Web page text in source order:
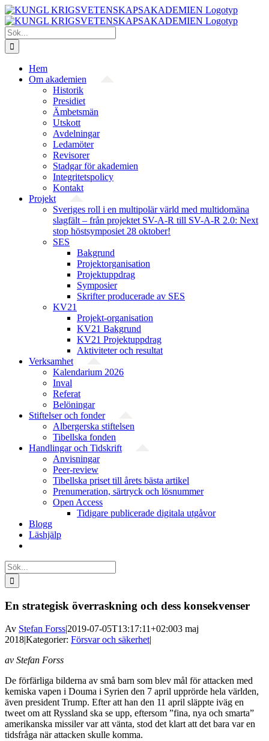
Fortsätt
till
innehållet
Sök
efter:
Hem
Om akademien
Historik
Presidiet
Ämbetsmän
Utskott
Avdelningar
Ledamöter
Revisorer
Stadgar för akademien
Integritetspolicy
Kontakt
Projekt
Sveriges roll i en multipolär värld med multidomäna
slagfält – från projektet SV-A-R till SV-A-R 2.0: Next
stop höstsymposiet 28 oktober!
SES
Bakgrund
Projekt­organisation
Projektuppdrag
Symposier
Skrifter producerade av SES
KV21
Projekt-organisation
KV21 Bakgrund
KV21 Projektuppdrag
Aktiviteter och resultat
Verksamhet
Kalendarium 2026
Inval
Referat
Belöningar
Stiftelser och fonder
Albergerska stiftelsen
Tibellska fonden
Handlingar och Tidskrift
Anvisningar
Peer-review
Tibellska priset till årets bästa artikel
Prenumeration, särtryck och lösnummer
Open Access
Tidigare publicerade digitala utgåvor
Blogg
Läshjälp
Sök
efter:
En strategisk överraskning och dess konsekvenser
Av Stefan Forss|2019-07-05T13:17:11+02:003 maj
2018|Kategorier: Försvar och säkerhet|
av Stefan Forss
De förfärliga bilderna av små barn som blev mål för attacken med
kemiska vapen i Douma i Syrien den 7 april upprörde hela världen,
även president Trump. Efter att han den 11 april släppte iväg en
tweet om att Ryssland ska se upp, eftersom ”fina, nya och smarta”
amerikanska missiler var att vänta, stod det klart att det bara var en
tidsfråga när attacken skulle komma.